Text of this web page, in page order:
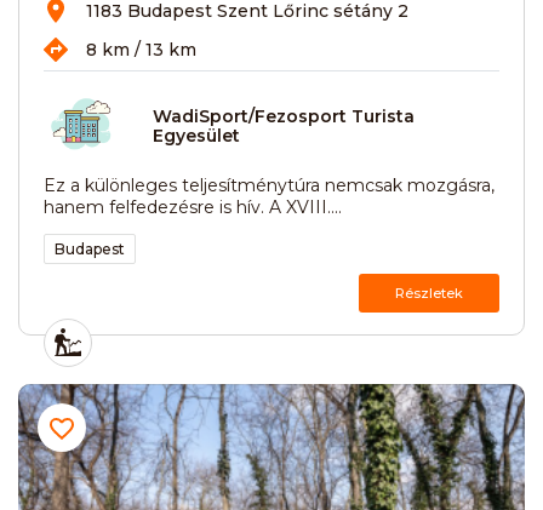
1183 Budapest Szent Lőrinc sétány 2
8 km / 13 km
WadiSport/Fezosport Turista
Egyesület
Ez a különleges teljesítménytúra nemcsak mozgásra,
hanem felfedezésre is hív. A XVIII....
Budapest
Részletek